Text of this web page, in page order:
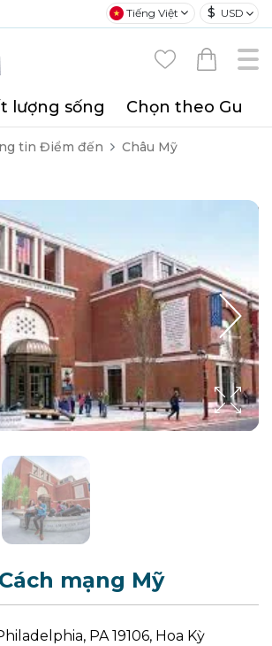
Tiếng Việt $ USD
lượng sống Chọn theo Gu
tin Điểm đến
Châu Mỹ
mạng Mỹ
PA 19106, Hoa Kỳ